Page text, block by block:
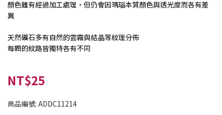
顏色雖有經過加工處理，但仍會因瑪瑙本質顏色與透光度而各有差
異
天然礦石多有自然的雲霧與結晶等紋理分佈
每顆的紋路皆獨特各有不同
NT$25
商品編號: ADDC11214